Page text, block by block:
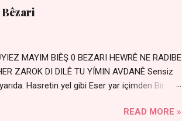
Bêzari
MAYIM BIÊŞ 0 BEZARI HEWRÊ NE RADIBE
ZAROK DI DILÊ TU YÍMIN AVDANÊ Sensiz
Hasretin yel gibi Eser yar içimden Bir
Teng e nefes im Adını sayıklarREAD MORE »